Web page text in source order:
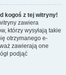
kogoś z tej witryny!
zawiera
którzy wysyłają takie
otrzymanego e-
zawierają one
podjąć